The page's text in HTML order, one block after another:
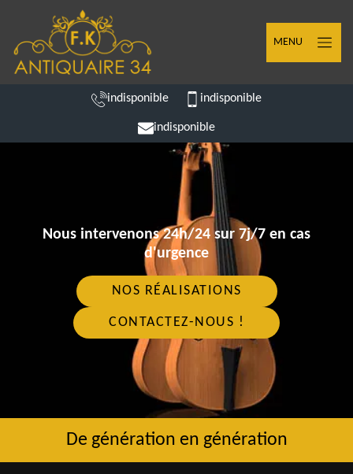
MENU
indisponible indisponible
indisponible
Nous intervenons 24h/24 sur 7j/7 en cas
d'urgence
NOS RÉALISATIONS
CONTACTEZ-NOUS !
De génération en génération